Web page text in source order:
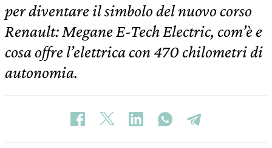
per diventare il simbolo del nuovo corso
Renault: Megane E-Tech Electric, com’è e
cosa offre l’elettrica con 470 chilometri di
autonomia.